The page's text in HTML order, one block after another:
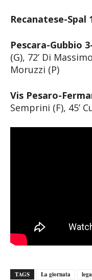
Recanatese-Spal
Pescara-Gubbio
(G), 72’ Di
Moruzzi (P)
Vis Pesaro-
Semprini (F), 45’
TAGS La giornata